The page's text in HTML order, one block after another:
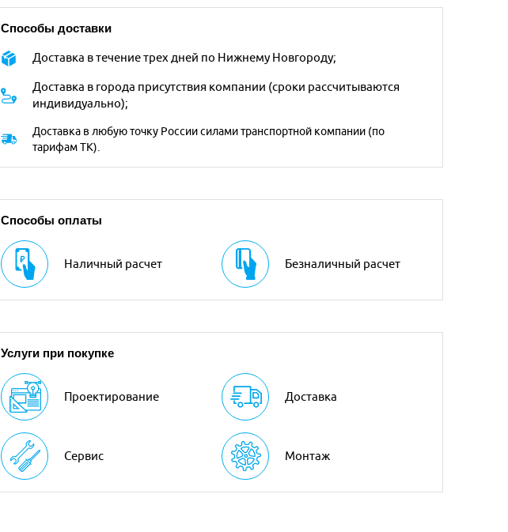
Способы доставки
Доставка в течение трех дней по Нижнему Новгороду;
Доставка в города присутствия компании (сроки рассчитываются
индивидуально);
Доставка в любую точку России силами транспортной компании (по
тарифам ТК).
Способы оплаты
Наличный расчет Безналичный расчет
Услуги при покупке
Проектирование Доставка
Сервис Монтаж